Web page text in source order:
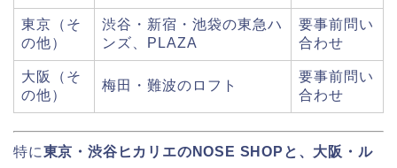
東京（そ
の他）
渋谷・新宿・池袋の東急ハ
ンズ、PLAZA
要事前問い
合わせ
大阪（そ
の他）
梅田・難波のロフト
要事前問い
合わせ
特に東京・渋谷ヒカリエのNOSE SHOPと、大阪・ル